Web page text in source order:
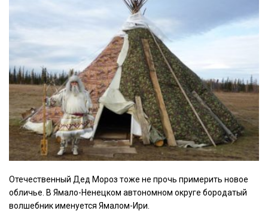
Отечественный Дед Мороз тоже не прочь примерить новое
обличье. В Ямало-Ненецком автономном округе бородатый
волшебник именуется Ямалом-Ири.